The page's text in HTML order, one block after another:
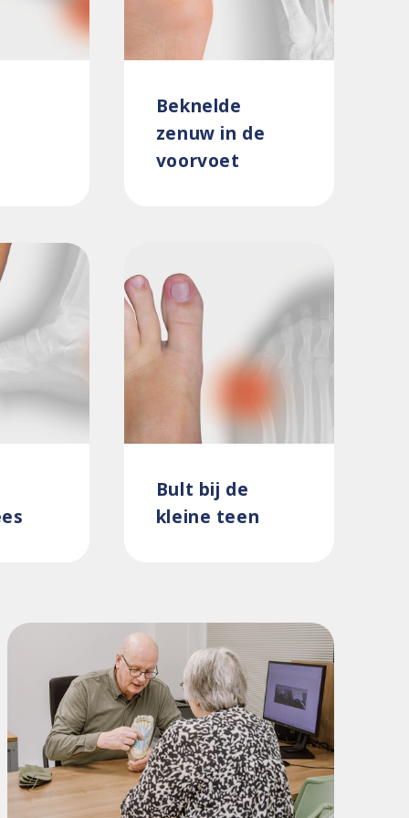
Beknelde
zenuw in de
voorvoet
Bult bij de
kleine teen